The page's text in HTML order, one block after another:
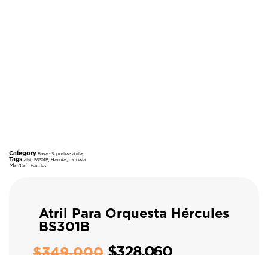
Category Bases - Soportes - atriles
Tags atril, BS301B, Hercules,orquesta
Marca: Hercules
Atril Para Orquesta Hércules
BS301B